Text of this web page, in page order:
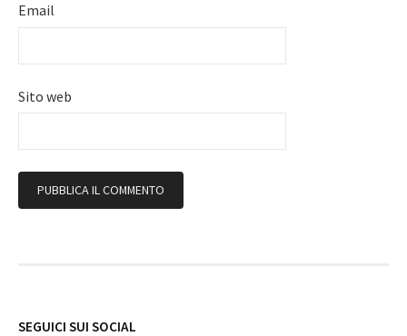
Email
Sito web
SEGUICI SUI SOCIAL